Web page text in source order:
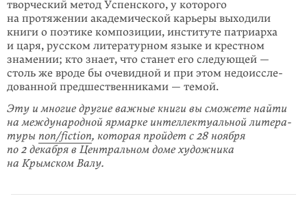
твор­ческий метод Успенского, у кото­рого
на протяжении академической карьеры выходили
книги о поэтике композиции, институте патриарха
и царя, русском литературном языке и крестном
знамении; кто знает, что станет его следую­щей —
столь же вроде бы очевидной и при этом недоиссле­
дованной предшест­венни­ками — темой.
Эту и многие другие важные книги вы сможете найти
на международной ярмарке интеллектуальной литера­
туры non/fiction, которая пройдет с 28 ноября
по 2 декабря в Центральном доме художника
на Крымском Валу.